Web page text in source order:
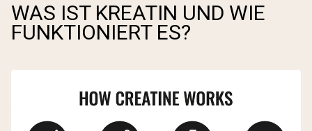
WAS IST KREATIN UND WIE
FUNKTIONIERT ES?